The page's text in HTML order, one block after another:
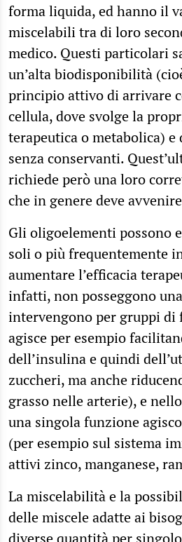
forma liquida, ed hanno il
miscelabili tra di loro
medico. Questi particolari
un’alta biodisponibilità
principio attivo di arrivare
cellula, dove svolge la
terapeutica o metabolica) e
senza conservanti.
richiede però una loro
che in genere deve
Gli oligoelementi possono
soli o più frequentemente
aumentare l’efficacia
infatti, non posseggono
intervengono per gruppi
agisce per esempio
dell’insulina e quindi
zuccheri, ma anche
grasso nelle arterie), e
una singola funzione
(per esempio sul sistema
attivi zinco, manganese,
La miscelabilità e la
delle miscele adatte ai
diverse quantità per